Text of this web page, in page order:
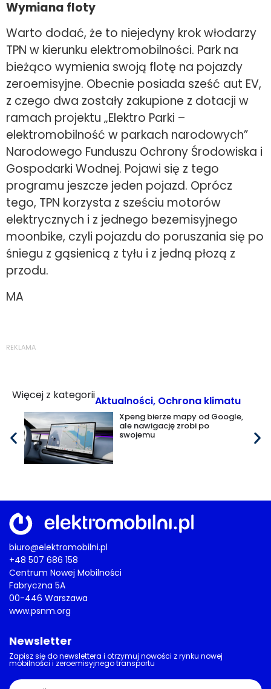
Wymiana floty
Warto dodać, że to niejedyny krok włodarzy
TPN w kierunku elektromobilności. Park na
bieżąco wymienia swoją flotę na pojazdy
zeroemisyjne. Obecnie posiada sześć aut EV,
z czego dwa zostały zakupione z dotacji w
ramach projektu „Elektro Parki –
elektromobilność w parkach narodowych”
Narodowego Funduszu Ochrony Środowiska i
Gospodarki Wodnej. Pojawi się z tego
programu jeszcze jeden pojazd. Oprócz
tego, TPN korzysta z sześciu motorów
elektrycznych i z jednego bezemisyjnego
moonbike, czyli pojazdu do poruszania się po
śniegu z gąsienicą z tyłu i z jedną płozą z
przodu.
MA
REKLAMA
Więcej z kategoriiAktualności, Ochrona klimatu
Xpeng bierze mapy od Google,
ale nawigację zrobi po
swojemu
biuro@elektromobilni.pl
+48 507 686 158
Centrum Nowej Mobilności
Fabryczna 5A
00-446 Warszawa
www.psnm.org
Newsletter
Zapisz się do newslettera i otrzymuj nowości z rynku nowej
mobilności i zeroemisyjnego transportu